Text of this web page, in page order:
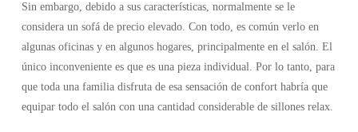
Sin embargo, debido a sus características, normalmente se le
considera un sofá de precio elevado. Con todo, es común verlo en
algunas oficinas y en algunos hogares, principalmente en el salón. El
único inconveniente es que es una pieza individual. Por lo tanto, para
que toda una familia disfruta de esa sensación de confort habría que
equipar todo el salón con una cantidad considerable de sillones relax.